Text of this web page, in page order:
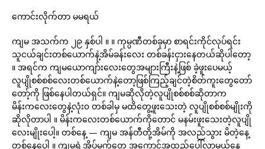
ကောင်းလိုက်တာ မမရယ်
ကျမ အသက်က ၂၉ နှစ်ပါ ။ ။ ကုမ္ပဏီတစ်ခုမှာ စာရင်းကိုင်လုပ်ရင်း
သူငယ်ချင်းတစ်ယောက်နဲ့အိမ်ခန်းလေး တစ်ခန်းငှားနေတယ်ဆိုပါတော့
။ အရင်က ကျမယောကျာ်းလေးတွေအများကြီးနဲ့ဖြစ် ခဲ့ဖူးပေမယ့်
လူပျိုစစ်စစ်လေးတစ်ယောက်နဲ့တော့ဖြစ်ကြည့်ချင်တဲ့စိတ်ကူးတွေတော်
တော့်ကို ဖြစ်နေပါတယ်ရှင်။ ကျမဆိုလိုတဲ့လူပျိုစစ်စစ်ဆိုတာက
မိန်းကလေးတွေနဲ့လုံး၀ တစ်ခါမှ မထိတွေ့ဖူးသေးတဲ့ လူပျိုစစ်စစ်မျိုးကို
ဆိုလိုတာပါ ။ မိန်းကလေးတစ်ယောက်ကိုတောင် မနမ်းဖူးသေးတဲ့လူပျို
လေးမျိုးပေါ့။ တစ်နေ့ — ကျမ အန်တီတို့အိမ်ကို အလည်သွား မိတဲ့နေ့
တစ်နေ့ပေါ့ ။ ကျမရဲ့အိပ်မက်တွေ အကောင်အထည်ပေါ်လာမယ့်နေ့